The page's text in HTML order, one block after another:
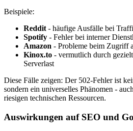
Beispiele:
Reddit- häufige Ausfälle bei
Spotify - Fehler bei interner
Amazon - Probleme beim Zugriff
Kinox.to - vermutlich durch
Serverlast
Diese Fälle zeigen: Der 502-Fehler ist
sondern ein universelles Phänomen -
riesigen technischen Ressourcen.
Auswirkungen auf SEO und